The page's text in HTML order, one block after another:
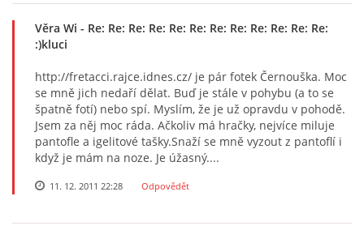
Věra Wi - Re: Re: Re: Re: Re: Re: Re: Re: Re: Re: Re: Re:
:)kluci
http://fretacci.rajce.idnes.cz/ je pár fotek Černouška. Moc
se mně jich nedaří dělat. Buď je stále v pohybu (a to se
špatně fotí) nebo spí. Myslím, že je už opravdu v pohodě.
Jsem za něj moc ráda. Ačkoliv má hračky, nejvíce miluje
pantofle a igelitové tašky.Snaží se mně vyzout z pantoflí i
když je mám na noze. Je úžasný....
11. 12. 2011 22:28 Odpovědět